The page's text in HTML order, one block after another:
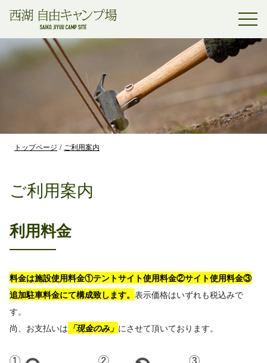
トップページ ご利用案内
ご利用案内
利用料金
料金は施設使用料金①テントサイト使用料金②サイト使用料金③
追加駐車料金にて構成致します。 表示価格はいずれも税込みで
す。
尚、お支払いは 「現金のみ」 にさせて頂いております。